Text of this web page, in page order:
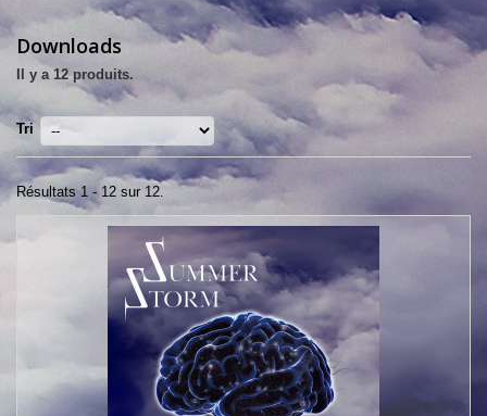
Downloads
Il y a 12 produits.
Tri
Résultats 1 - 12 sur 12.